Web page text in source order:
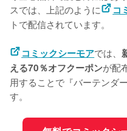
スでは、上記のように
コ
トで配信されています。
コミックシーモアでは、
える70％オフクーポンが配
用することで『バーテンダ
す。